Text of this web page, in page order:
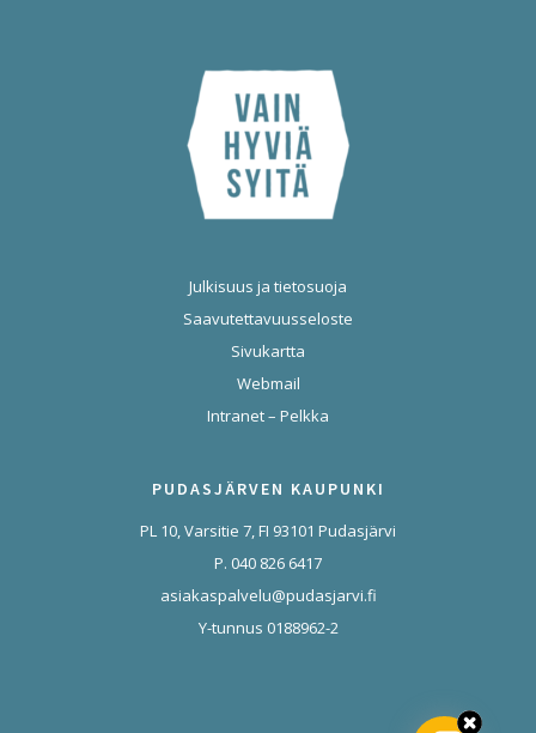
Julkisuus ja tietosuoja
Saavutettavuusseloste
Sivukartta
Webmail
Intranet – Pelkka
PUDASJÄRVEN KAUPUNKI
PL 10, Varsitie 7, FI 93101 Pudasjärvi
P. 040 826 6417
asiakaspalvelu@pudasjarvi.fi
Y-tunnus 0188962-2